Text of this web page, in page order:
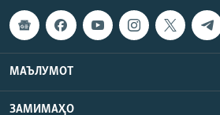
МАЪЛУМОТ
ЗАМИМАҲО